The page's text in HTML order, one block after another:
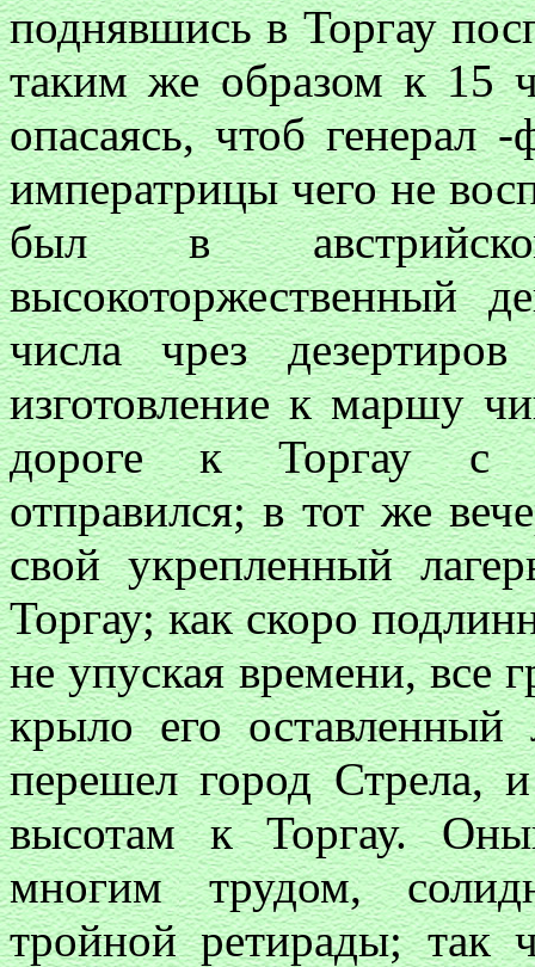
поднявшись в Торгау
таким же образом к 15
опасаясь, чтоб генерал
императрицы чего не
был в
высокоторжественный
числа чрез
изготовление к маршу
дороге к Торгау с
отправился; в тот же
свой укрепленный
Торгау; как скоро
не упуская времени, все
крыло его оставленный
перешел город Стрела,
высотам к Торгау.
многим трудом,
тройной ретирады; так